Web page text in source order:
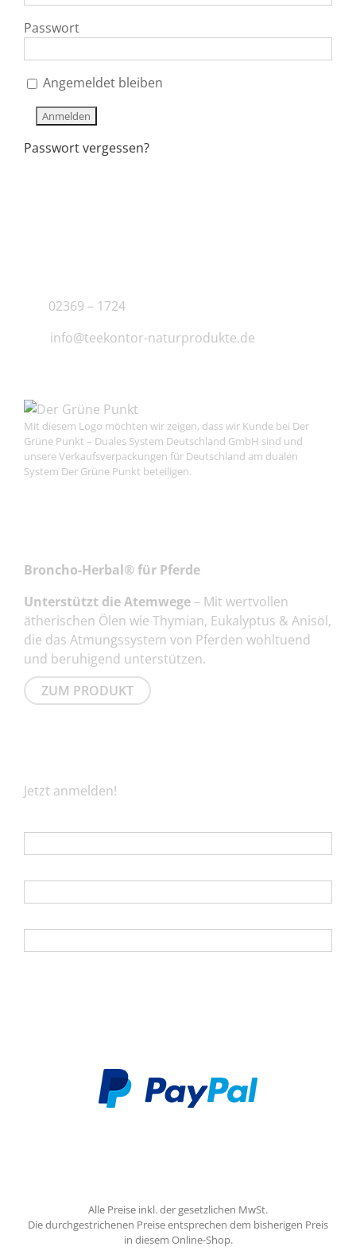
Passwort
Angemeldet bleiben
Passwort vergessen?
02369 – 1724
info@teekontor-naturprodukte.de
Mit diesem Logo möchten wir zeigen, dass wir Kunde bei Der
Grüne Punkt – Duales System Deutschland GmbH sind und
unsere Verkaufsverpackungen für Deutschland am dualen
System Der Grüne Punkt beteiligen.
Broncho-Herbal® für Pferde
Unterstützt die Atemwege – Mit wertvollen
ätherischen Ölen wie Thymian, Eukalyptus & Anisöl,
die das Atmungssystem von Pferden wohltuend
und beruhigend unterstützen.
ZUM PRODUKT
Jetzt anmelden!
Alle Preise inkl. der gesetzlichen MwSt.
Die durchgestrichenen Preise entsprechen dem bisherigen Preis
in diesem Online-Shop.